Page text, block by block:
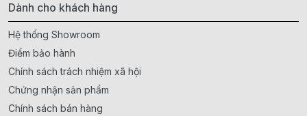
Dành cho khách hàng
Hệ thống Showroom
Điểm bảo hành
Chính sách trách nhiệm xã hội
Chứng nhận sản phẩm
Chính sách bán hàng